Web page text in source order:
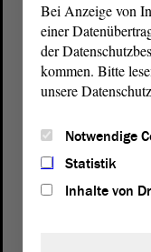
Postanschrift
Bei Anzeige von
einer
der
kommen. Bitte
unsere
Notwendige
Statistik
Inhalte von